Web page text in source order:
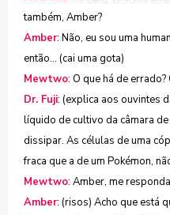
também, Amber?
Amber: Não, eu sou uma
então... (cai uma gota)
Mewtwo: O que há de
Dr. Fuji: (explica aos ouvintes
líquido de cultivo da câmara
dissipar. As células de uma
fraca que a de um Pokémon,
Mewtwo: Amber, me
Amber: (risos) Acho que está